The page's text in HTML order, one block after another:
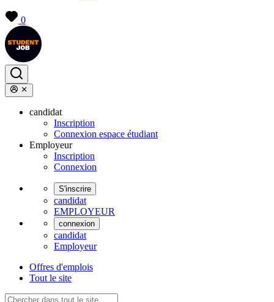
0
candidat
Inscription
Connexion espace étudiant
Employeur
Inscription
Connexion
S'inscrire
candidat
EMPLOYEUR
connexion
candidat
Employeur
Offres d'emplois
Tout le site